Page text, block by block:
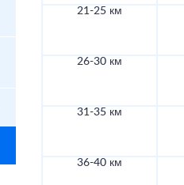
21-25 км
26-30 км
31-35 км
36-40 км